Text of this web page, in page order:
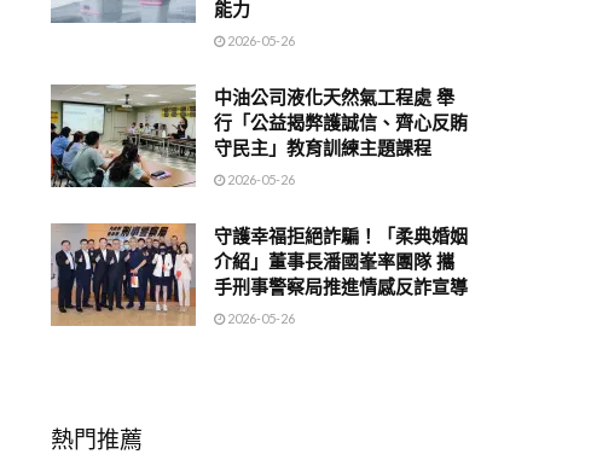
能力
2026-05-26
中油公司液化天然氣工程處 舉
行「公益揭弊護誠信、齊心反賄
守民主」教育訓練主題課程
2026-05-26
守護幸福拒絕詐騙！「柔典婚姻
介紹」董事長潘國峯率團隊 攜
手刑事警察局推進情感反詐宣導
2026-05-26
熱門推薦